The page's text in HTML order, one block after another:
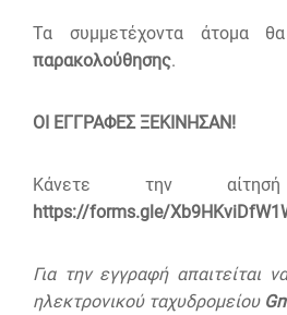
Τα συμμετέχοντα άτομα
παρακολούθησης.
ΟΙ ΕΓΓΡΑΦΕΣ ΞΕΚΙΝΗΣΑΝ!
Κάνετε την
https://forms.gle/
Για την εγγραφή απαιτείται
ηλεκτρονικού ταχυδρομείου